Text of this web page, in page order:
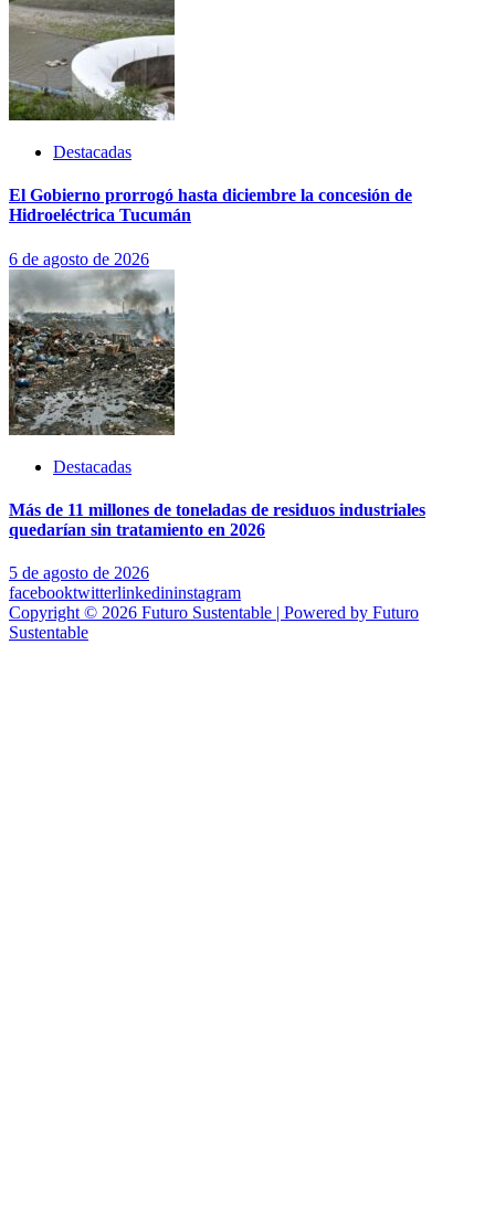
Destacadas
El Gobierno prorrogó hasta diciembre la concesión de
Hidroeléctrica Tucumán
6 de agosto de 2026
Destacadas
Más de 11 millones de toneladas de residuos industriales
quedarían sin tratamiento en 2026
5 de agosto de 2026
facebooktwitterlinkedininstagram
Copyright © 2026 Futuro Sustentable | Powered by Futuro
Sustentable